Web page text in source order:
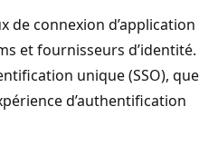
de connexion d’application
et fournisseurs d’identité.
unique (SSO), que
d’authentification